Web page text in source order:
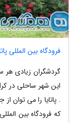
فرودگاه بین المللی
گردشگران زیادی هر
این شهر ساحلی در
. پاتایا را می توان
که فرودگاه بین